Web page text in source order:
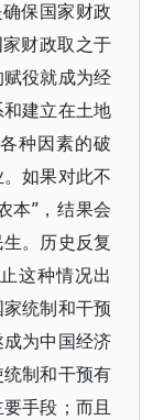
保国家财政
财政取之于
役就成为经
建立在土地
种因素的破
如果对此不
本”，结果会
。历史反复
这种情况出
统制和干预
为中国经济
制和干预有
手段；而且